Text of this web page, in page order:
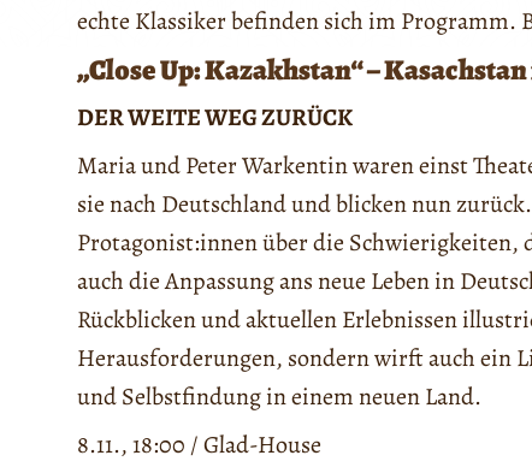
echte Klassiker befinden sich im Programm.
„Close Up: Kazakhstan“ –
DER WEITE WEG ZURÜCK
Maria und Peter Warkentin waren einst
sie nach Deutschland und blicken nun
Protagonist:innen über die Schwierigkeiten,
auch die Anpassung ans neue Leben in
Rückblicken und aktuellen Erlebnissen
Herausforderungen, sondern wirft auch ein
und Selbstfindung in einem neuen Land.
8.11., 18:00 / Glad-House